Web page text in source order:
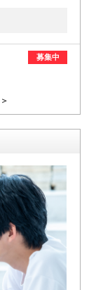
募集中
＞